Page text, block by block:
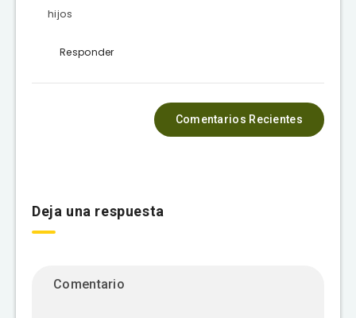
hijos
Responder
Comentarios Recientes
Deja una respuesta